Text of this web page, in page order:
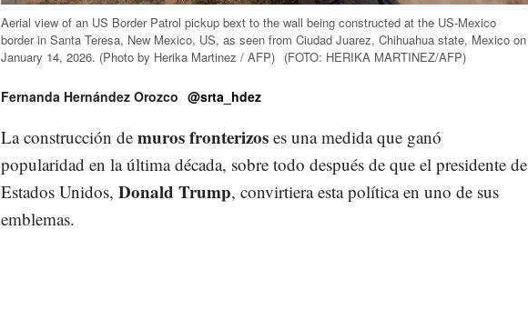
Aerial view of an US Border Patrol pickup bext to the wall being constructed at the US-Mexico
border in Santa Teresa, New Mexico, US, as seen from Ciudad Juarez, Chihuahua state, Mexico on
January 14, 2026. (Photo by Herika Martinez / AFP) (FOTO: HERIKA MARTINEZ/AFP)
Fernanda Hernández Orozco @srta_hdez
La construcción de muros fronterizos es una medida que ganó
popularidad en la última década, sobre todo después de que el presidente de
Estados Unidos, Donald Trump, convirtiera esta política en uno de sus
emblemas.